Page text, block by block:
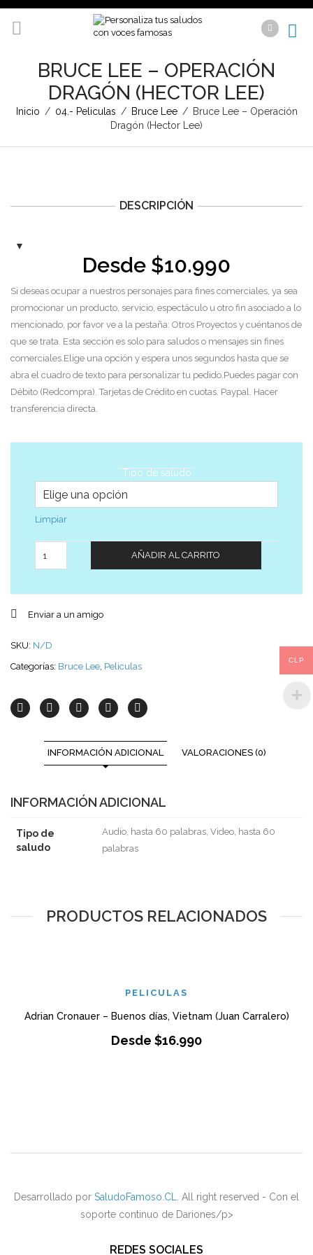
BRUCE LEE – OPERACIÓN
DRAGÓN (HECTOR LEE)
Inicio / 04.- Peliculas / Bruce Lee / Bruce Lee – Operación
Dragón (Hector Lee)
DESCRIPCIÓN
Desde $10.990
Si deseas ocupar a nuestros personajes para fines comerciales, ya sea
promocionar un producto, servicio, espectáculo u otro fin asociado a lo
mencionado, por favor ve a la pestaña: Otros Proyectos y cuéntanos de
que se trata. Esta sección es solo para saludos o mensajes sin fines
comerciales.Elige una opción y espera unos segundos hasta que se
abra el cuadro de texto para personalizar tu pedido.Puedes pagar con
Débito (Redcompra). Tarjetas de Crédito en cuotas. Paypal. Hacer
transferencia directa.
Tipo de saludo
Limpiar
AÑADIR AL CARRITO
Enviar a un amigo
SKU: N/D
Categorías: Bruce Lee, Peliculas
INFORMACIÓN ADICIONAL VALORACIONES (0)
INFORMACIÓN ADICIONAL
Tipo de
saludo
Audio, hasta 60 palabras, Video, hasta 60
palabras
PRODUCTOS RELACIONADOS
PELICULAS
Adrian Cronauer – Buenos días, Vietnam (Juan Carralero)
Desde $16.990
Desarrollado por SaludoFamoso.CL
. All right reserved - Con el
soporte continuo de Dariones/p>
REDES SOCIALES
CLP